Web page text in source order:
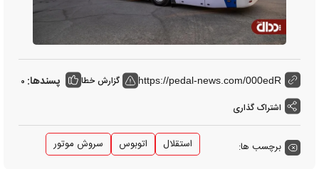
https://pedal-news.com/000edR گزارش خطا پسندها: 0
اشتراک گذاری
برچسب ها: استقلال اتوبوس سروش موتور